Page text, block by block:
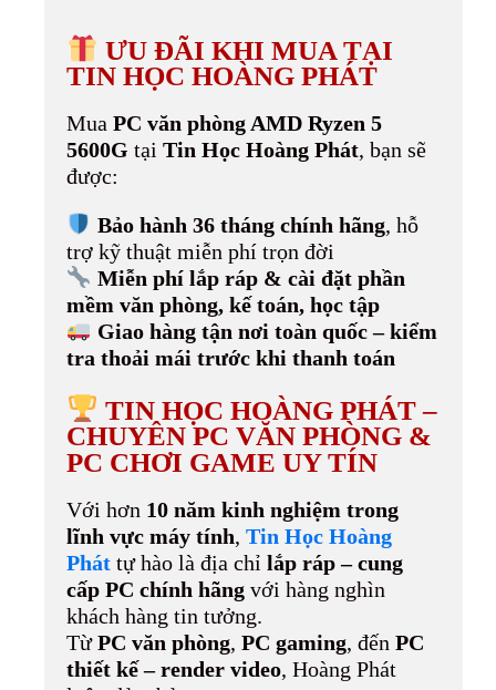
ƯU ĐÃI KHI MUA TẠI
TIN HỌC HOÀNG PHÁT
Mua PC văn phòng AMD Ryzen 5
5600G tại Tin Học Hoàng Phát, bạn sẽ
được:
Bảo hành 36 tháng chính hãng, hỗ
trợ kỹ thuật miễn phí trọn đời
Miễn phí lắp ráp & cài đặt phần
mềm văn phòng, kế toán, học tập
Giao hàng tận nơi toàn quốc – kiểm
tra thoải mái trước khi thanh toán
TIN HỌC HOÀNG PHÁT –
CHUYÊN PC VĂN PHÒNG &
PC CHƠI GAME UY TÍN
Với hơn 10 năm kinh nghiệm trong
lĩnh vực máy tính, Tin Học Hoàng
Phát tự hào là địa chỉ lắp ráp – cung
cấp PC chính hãng với hàng nghìn
khách hàng tin tưởng.
TừPC văn phòng, PC gaming, đến PC
thiết kế – render video, Hoàng Phát